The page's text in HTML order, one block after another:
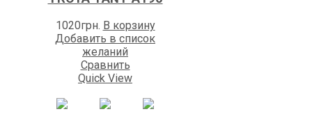
1020грн. В корзину
Добавить в список
желаний
Сравнить
Quick View